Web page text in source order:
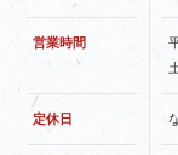
営業時間
定休日